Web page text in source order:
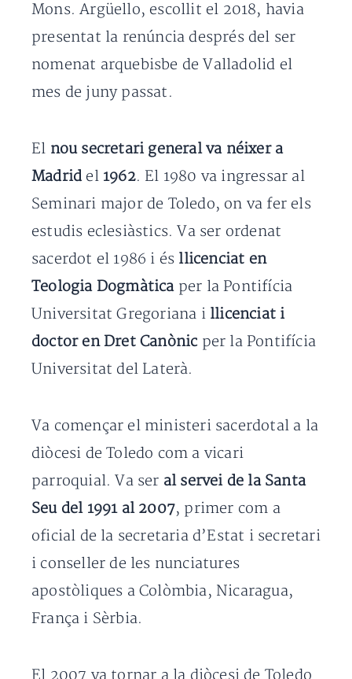
Mons. Argüello, escollit el 2018, havia
presentat la renúncia després del ser
nomenat arquebisbe de Valladolid el
mes de juny passat.
El nou secretari general va néixer a
Madridel 1962. El 1980 va ingressar al
Seminari major de Toledo, on va fer els
estudis eclesiàstics. Va ser ordenat
sacerdot el 1986 i és llicenciat en
Teologia Dogmàticaper la Pontifícia
Universitat Gregoriana i llicenciat i
doctor en Dret Canònicper la Pontifícia
Universitat del Laterà.
Va començar el ministeri sacerdotal a la
diòcesi de Toledo com a vicari
parroquial. Va ser al servei de la Santa
Seu del 1991 al 2007, primer com a
oficial de la secretaria d’Estat i secretari
i conseller de les nunciatures
apostòliques a Colòmbia, Nicaragua,
França i Sèrbia.